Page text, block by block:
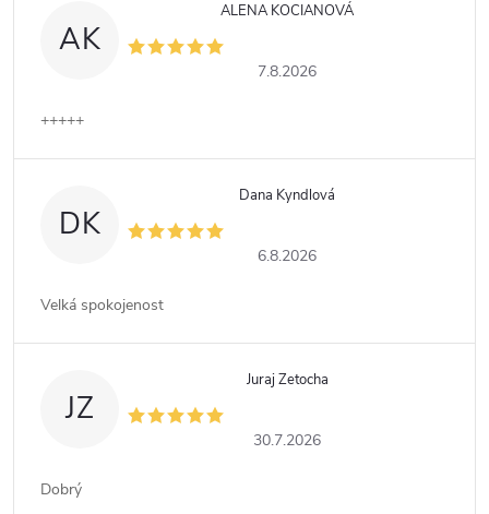
AK
ALENA KOCIANOVÁ
7.8.2026
+++++
DK
Dana Kyndlová
6.8.2026
Velká spokojenost
JZ
Juraj Zetocha
30.7.2026
Dobrý